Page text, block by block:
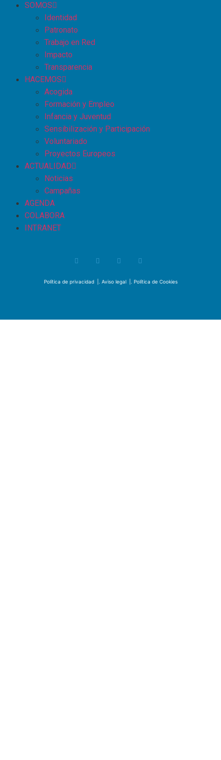
SOMOS
Identidad
Patronato
Trabajo en Red
Impacto
Transparencia
HACEMOS
Acogida
Formación y Empleo
Infancia y Juventud
Sensibilización y Participación
Voluntariado
Proyectos Europeos
ACTUALIDAD
Noticias
Campañas
AGENDA
COLABORA
INTRANET
Política de privacidad|. Aviso legal|. Política de Cookies